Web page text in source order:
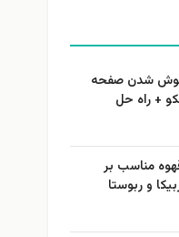
شدن صفحه
+ راه حل
مناسب بر
و ربوستا